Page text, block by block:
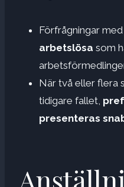
Förfrågningar med
arbetslösa som
När två eller flera
tidigare fallet,
presenteras